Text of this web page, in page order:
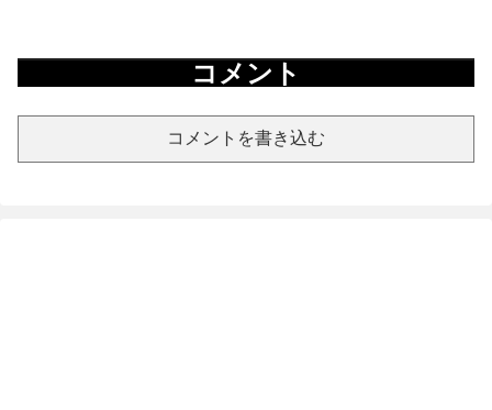
コメント
コメントを書き込む